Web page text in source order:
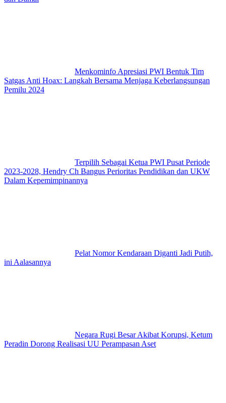
Menkominfo Apresiasi PWI Bentuk Tim
Satgas Anti Hoax: Langkah Bersama Menjaga Keberlangsungan
Pemilu 2024
Terpilih Sebagai Ketua PWI Pusat Periode
2023-2028, Hendry Ch Bangus Perioritas Pendidikan dan UKW
Dalam Kepemimpinannya
Pelat Nomor Kendaraan Diganti Jadi Putih,
ini Aalasannya
Negara Rugi Besar Akibat Korupsi, Ketum
Peradin Dorong Realisasi UU Perampasan Aset